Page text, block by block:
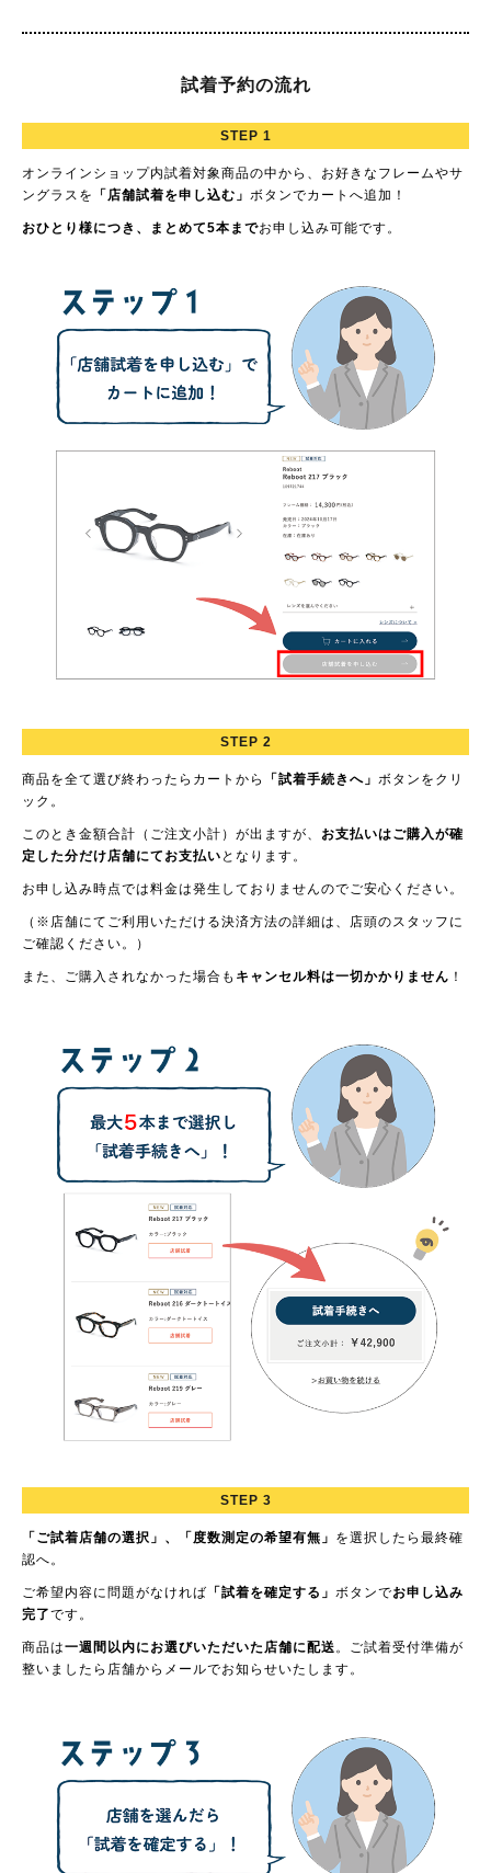
試着予約の流れ
STEP 1
オンラインショップ内試着対象商品の中から、お好きなフレームやサ
ングラスを
「店舗試着を申し込む」 ボタンでカートへ追加！
おひとり様につき、まとめて5本までお申し込み可能です。
STEP 2
商品を全て選び終わったらカートから 「試着手続きへ」 ボタンをクリ
ック。
このとき金額合計（ご注文小計）が出ますが、 お支払いはご購入が確
定した分だけ店舗にてお支払い となります。
お申し込み時点では料金は発生しておりませんのでご安心ください。
（※店舗にてご利用いただける決済方法の詳細は、店頭のスタッフに
ご確認ください。）
また、ご購入されなかった場合も キャンセル料は一切かかりません ！
STEP 3
「ご試着店舗の選択」、「度数測定の希望有無」 を選択したら最終確
認へ。
ご希望内容に問題がなければ 「試着を確定する」 ボタンでお申し込み
完了です。
商品は一週間以内にお選びいただいた店舗に配送 。ご試着受付準備が
整いましたら店舗からメールでお知らせいたします。